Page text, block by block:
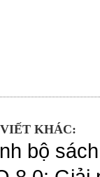
KHÁC:
bộ